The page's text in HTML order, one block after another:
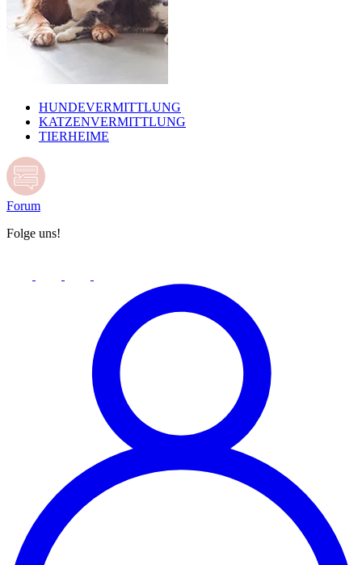
HUNDEVERMITTLUNG
KATZENVERMITTLUNG
TIERHEIME
Forum
Folge uns!